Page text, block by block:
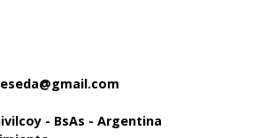
- BsAs - Argentina